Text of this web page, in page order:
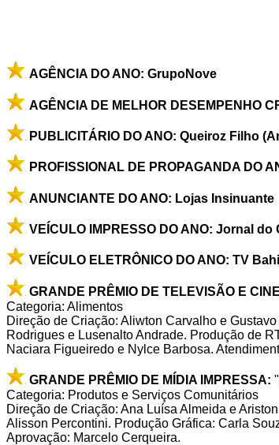
AGÊNCIA DO ANO: GrupoNove
AGÊNCIA DE MELHOR DESEMPENHO
PUBLICITÁRIO DO ANO: Queiroz Filho
PROFISSIONAL DE PROPAGANDA DO
ANUNCIANTE DO ANO: Lojas Insinuante
VEÍCULO IMPRESSO DO ANO: Jornal do
VEÍCULO ELETRÔNICO DO ANO: TV
GRANDE PRÊMIO DE TELEVISÃO E
Categoria: Alimentos
Direção de Criação: Aliwton Carvalho e
Rodrigues e Lusenalto Andrade. Produção de
Naciara Figueiredo e Nylce Barbosa.
GRANDE PRÊMIO DE MÍDIA IMPRESSA:
Categoria: Produtos e Serviços Comunitários
Direção de Criação: Ana Luísa Almeida e
Alisson Percontini. Produção Gráfica: Carla
Aprovação: Marcelo Cerqueira.